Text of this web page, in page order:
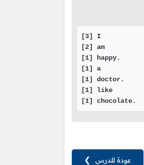
[3] I
[2] am
[1] happy.
[1] a
[1] doctor.
[1] like
[1] chocolate.
عودة للدرس ❯